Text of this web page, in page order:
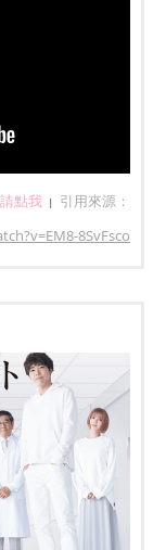
點我 |
引用來源：
8SvFsco